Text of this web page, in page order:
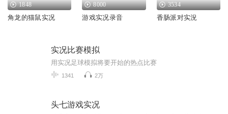
1848
角龙的猫鼠实况
8000
游戏实况录音
3534
香肠派对实況
实况比赛模拟
用实况足球模拟将要开始的热点比赛
1341 2万
头七游戏实况